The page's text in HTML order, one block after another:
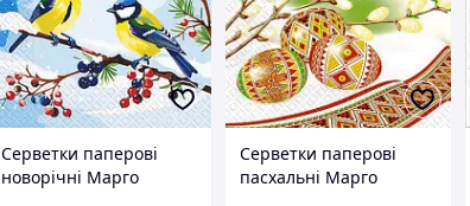
Серветки паперові
новорічні Марго
Серветки паперові
пасхальні Марго